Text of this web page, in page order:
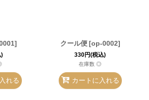
]
れる
クール便[op-0002]
330円(税込)
在庫数 ◎
カートに入れる